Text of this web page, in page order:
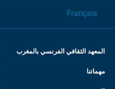
Français
المعهد الثقافي الفرنسي بالمغرب
مهماتنا